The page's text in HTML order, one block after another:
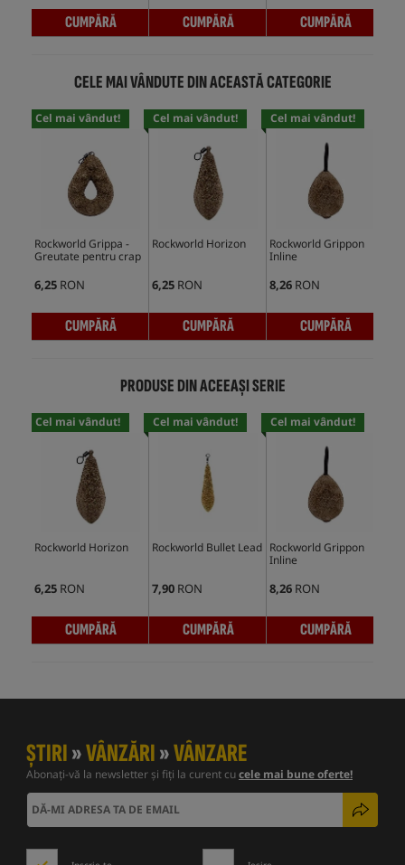
CUMPĂRĂ CUMPĂRĂ CUMPĂRĂ
CELE MAI VÂNDUTE DIN ACEASTĂ CATEGORIE
Cel mai vândut!
Rockworld Grippa -
Greutate pentru crap
6,25 RON
CUMPĂRĂ
Cel mai vândut!
Rockworld Horizon
6,25 RON
CUMPĂRĂ
Cel mai vândut!
Rockworld Grippon
Inline
8,26 RON
CUMPĂRĂ
PRODUSE DIN ACEEAȘI SERIE
Cel mai vândut!
Rockworld Horizon
6,25 RON
CUMPĂRĂ
Cel mai vândut!
Rockworld Bullet Lead
7,90 RON
CUMPĂRĂ
Cel mai vândut!
Rockworld Grippon
Inline
8,26 RON
CUMPĂRĂ
ȘTIRI»VÂNZĂRI»VÂNZARE
Abonați-vă la newsletter și fiți la curent cucele mai bune oferte!